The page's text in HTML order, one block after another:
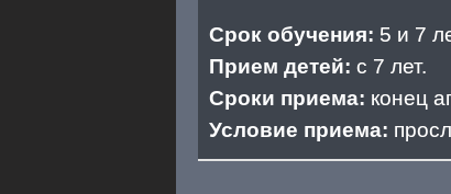
Срок обучения: 5 и 7
Прием детей: с 7 лет.
Сроки приема: конец
Условие приема: